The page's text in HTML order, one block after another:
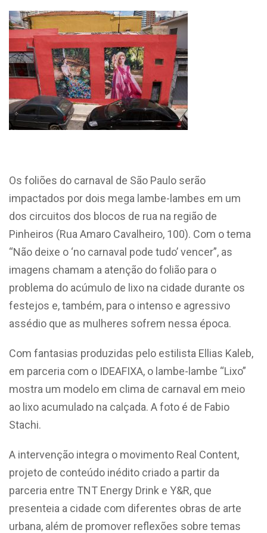
Os foliões do carnaval de São Paulo serão
impactados por dois mega lambe-lambes em um
dos circuitos dos blocos de rua na região de
Pinheiros (Rua Amaro Cavalheiro, 100). Com o tema
“Não deixe o ‘no carnaval pode tudo’ vencer”, as
imagens chamam a atenção do folião para o
problema do acúmulo de lixo na cidade durante os
festejos e, também, para o intenso e agressivo
assédio que as mulheres sofrem nessa época.
Com fantasias produzidas pelo estilista Ellias Kaleb,
em parceria com o IDEAFIXA, o lambe-lambe “Lixo”
mostra um modelo em clima de carnaval em meio
ao lixo acumulado na calçada. A foto é de Fabio
Stachi.
A intervenção integra o movimento Real Content,
projeto de conteúdo inédito criado a partir da
parceria entre TNT Energy Drink e Y&R, que
presenteia a cidade com diferentes obras de arte
urbana, além de promover reflexões sobre temas